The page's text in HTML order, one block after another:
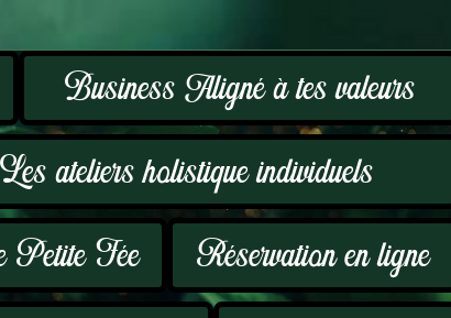
Business Aligné à tes valeurs
Les ateliers holistique individuels
Petite Fée Réservation en ligne